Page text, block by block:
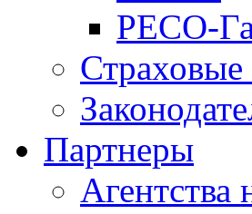
РЕСО-
Партнеры
Агентства